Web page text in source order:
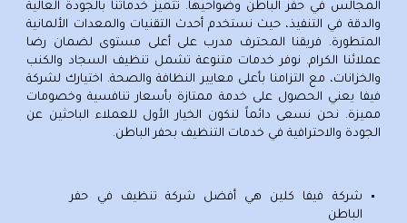
المجالس في حفر الباطن وضواحيها. تتميز خدماتنا بالجودة العالية
والدقة في التنفيذ، حيث نستخدم أحدث التقنيات والمعدات الألمانية
المتطورة. فريقنا المحترف مدرب على أعلى مستوى لضمان رضا
عملائنا الكرام. نوفر خدمات متنوعة تشمل تنظيف السجاد والكنب
والخزانات، مع التزامنا بأعلى معايير النظافة والصحة. اختيارك لشركة
فيفا يعني الحصول على خدمة ممتازة بأسعار تنافسية وخصومات
مميزة. نحن نسعى دائماً لنكون الخيار الأول للعملاء الباحثين عن
الجودة والاحترافية في خدمات التنظيف بحفر الباطن.
شركة فيفا كلين هي أفضل شركة تنظيف في حفر
الباطن